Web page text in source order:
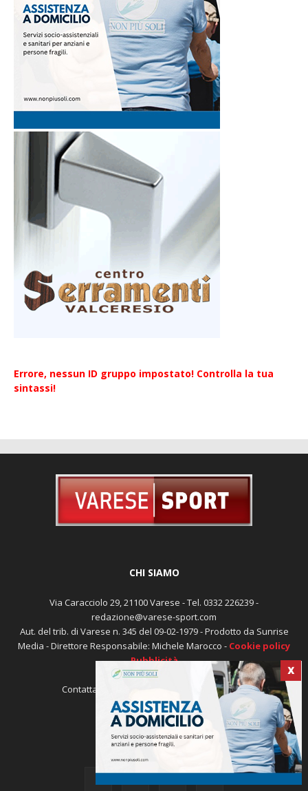
X
CHI SIAMO
Via Caracciolo 29, 21100 Varese - Tel. 0332 226239 -
redazione@varese-sport.com
Aut. del trib. di Varese n. 345 del 09-02-1979 - Prodotto da Sunrise
Media - Direttore Responsabile: Michele Marocco -Cookie policy
redazione@varese-sport.com
SEGUICI